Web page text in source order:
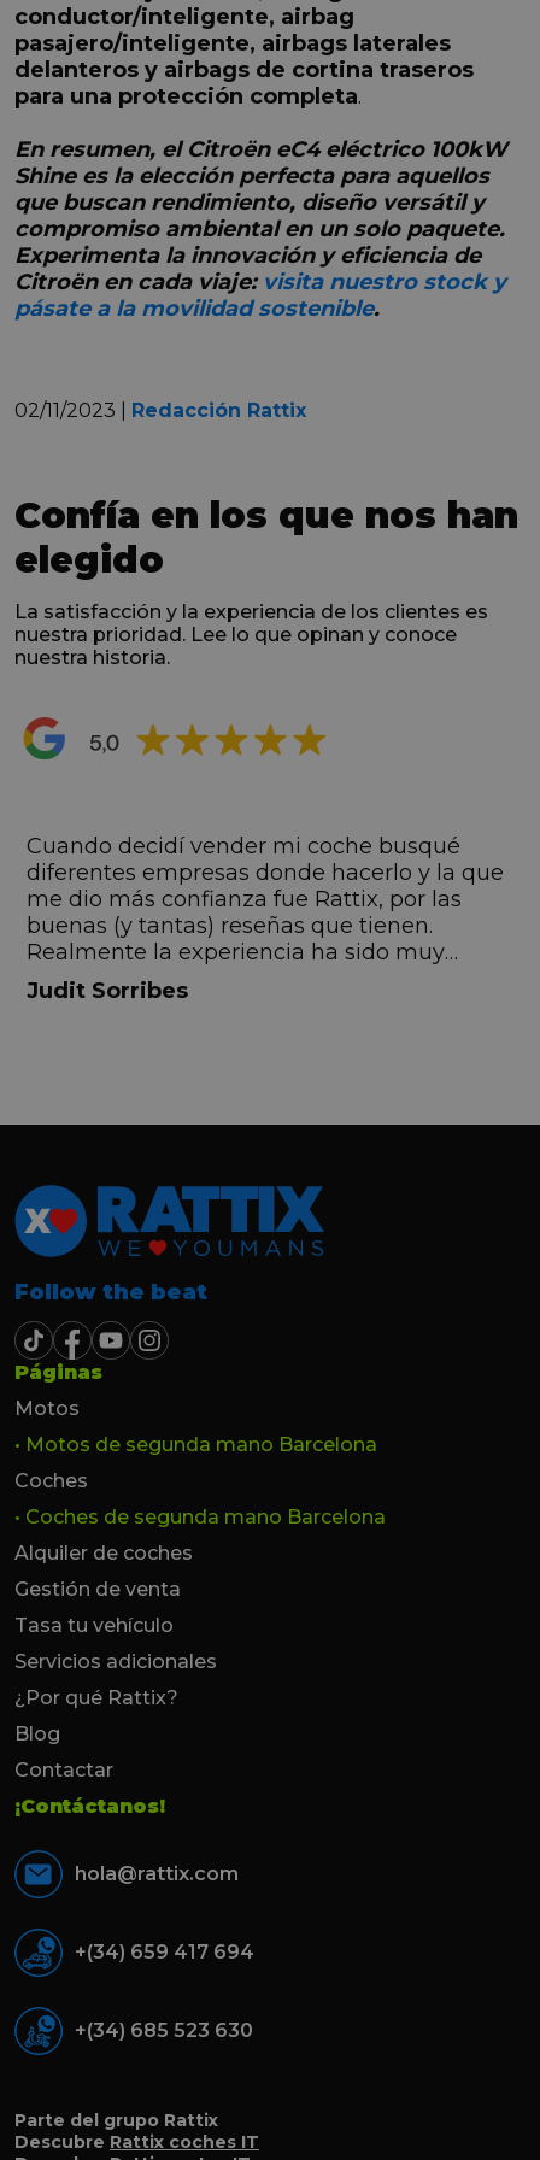
conductor/inteligente, airbag
pasajero/inteligente, airbags laterales
delanteros y airbags de cortina traseros
para una protección completa.
En resumen, el Citroën eC4 eléctrico 100kW
Shine es la elección perfecta para aquellos
que buscan rendimiento, diseño versátil y
compromiso ambiental en un solo paquete.
Experimenta la innovación y eficiencia de
Citroën en cada viaje: visita nuestro stock y
pásate a la movilidad sostenible.
02/11/2023 | Redacción Rattix
Confía en los que nos han
elegido
La satisfacción y la experiencia de los clientes es
nuestra prioridad. Lee lo que opinan y conoce
nuestra historia.
Cuando decidí vender mi coche busqué
diferentes empresas donde hacerlo y la que
me dio más confianza fue Rattix, por las
buenas (y tantas) reseñas que tienen.
Realmente la experiencia ha sido muy
buena, Carolina ha sido siempre muy atenta
y profesional. Finalmente mi hermana se
Judit Sorribes
Follow the beat
Páginas
Motos
• Motos de segunda mano Barcelona
Coches
• Coches de segunda mano Barcelona
Alquiler de coches
Gestión de venta
Tasa tu vehículo
Servicios adicionales
¿Por qué Rattix?
Blog
Contactar
¡Contáctanos!
hola@rattix.com
+(34) 659 417 694
+(34) 685 523 630
Parte del grupo Rattix
Descubre Rattix coches IT